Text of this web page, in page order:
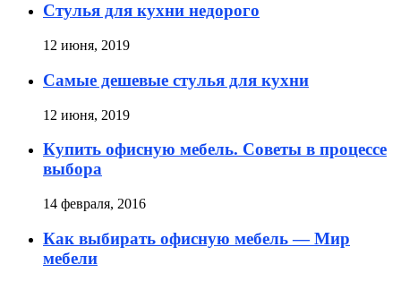
Стулья для кухни недорого
12 июня, 2019
Самые дешевые стулья для кухни
12 июня, 2019
Купить офисную мебель. Советы в процессе
выбора
14 февраля, 2016
Как выбирать офисную мебель — Мир
мебели